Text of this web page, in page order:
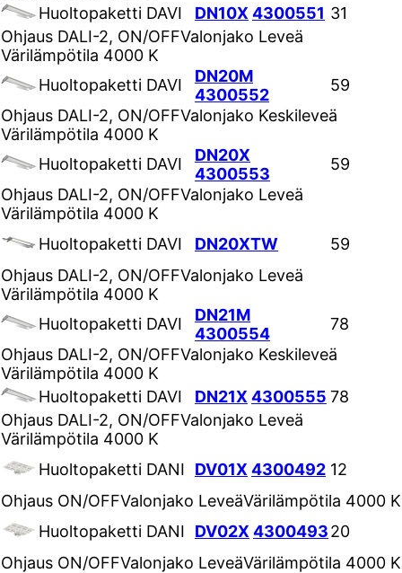
Huoltopaketti DAVI
DN10X 4300551 31
Ohjaus DALI-2, ON/OFFValonjako Leveä
Värilämpötila 4000 K
Huoltopaketti DAVI
DN20M
4300552
59
Ohjaus DALI-2, ON/OFFValonjako Keskileveä
Värilämpötila 4000 K
Huoltopaketti DAVI
DN20X
4300553
59
Ohjaus DALI-2, ON/OFFValonjako Leveä
Värilämpötila 4000 K
Huoltopaketti DAVI
DN20XTW
59
Ohjaus DALI-2, ON/OFFValonjako Leveä
Värilämpötila 4000 K
Huoltopaketti DAVI
DN21M
4300554
78
Ohjaus DALI-2, ON/OFFValonjako Keskileveä
Värilämpötila 4000 K
Huoltopaketti DAVI
DN21X 4300555 78
Ohjaus DALI-2, ON/OFFValonjako Leveä
Värilämpötila 4000 K
Huoltopaketti DANI
DV01X 4300492 12
Ohjaus ON/OFFValonjako LeveäVärilämpötila 4000 K
Huoltopaketti DANI
DV02X 430049320
Ohjaus ON/OFFValonjako LeveäVärilämpötila 4000 K